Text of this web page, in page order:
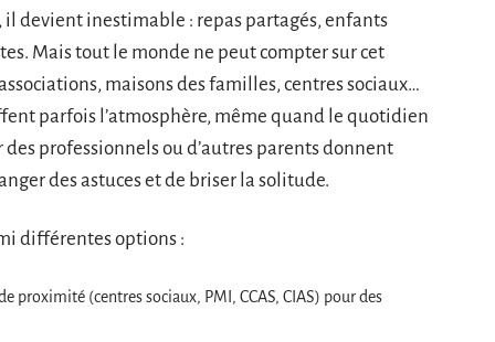
devient inestimable : repas partagés, enfants
Mais tout le monde ne peut compter sur cet
maisons des familles, centres sociaux…
parfois l’atmosphère, même quand le quotidien
professionnels ou d’autres parents donnent
des astuces et de briser la solitude.
différentes options :
proximité (centres sociaux, PMI, CCAS, CIAS) pour des